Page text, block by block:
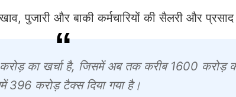
पुजारी और बाकी कर्मचारियों की सैलरी और प्रसाद
करोड़ का खर्चा है, जिसमें अब तक करीब 1600 करोड़
396 करोड़ टैक्स दिया गया है।